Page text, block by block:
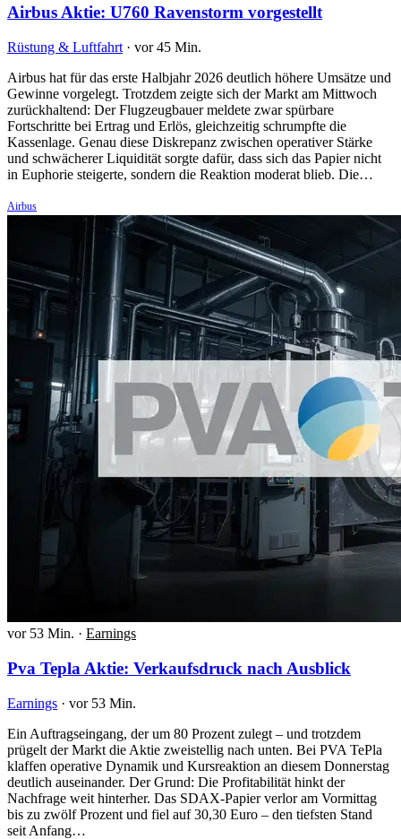
Airbus Aktie: U760 Ravenstorm vorgestellt
Rüstung & Luftfahrt · vor 45 Min.
Airbus hat für das erste Halbjahr 2026 deutlich höhere Umsätze und
Gewinne vorgelegt. Trotzdem zeigte sich der Markt am Mittwoch
zurückhaltend: Der Flugzeugbauer meldete zwar spürbare
Fortschritte bei Ertrag und Erlös, gleichzeitig schrumpfte die
Kassenlage. Genau diese Diskrepanz zwischen operativer Stärke
und schwächerer Liquidität sorgte dafür, dass sich das Papier nicht
in Euphorie steigerte, sondern die Reaktion moderat blieb. Die…
Airbus
vor 53 Min. · Earnings
Pva Tepla Aktie: Verkaufsdruck nach Ausblick
Earnings · vor 53 Min.
Ein Auftragseingang, der um 80 Prozent zulegt – und trotzdem
prügelt der Markt die Aktie zweistellig nach unten. Bei PVA TePla
klaffen operative Dynamik und Kursreaktion an diesem Donnerstag
deutlich auseinander. Der Grund: Die Profitabilität hinkt der
Nachfrage weit hinterher. Das SDAX-Papier verlor am Vormittag
bis zu zwölf Prozent und fiel auf 30,30 Euro – den tiefsten Stand
seit Anfang…